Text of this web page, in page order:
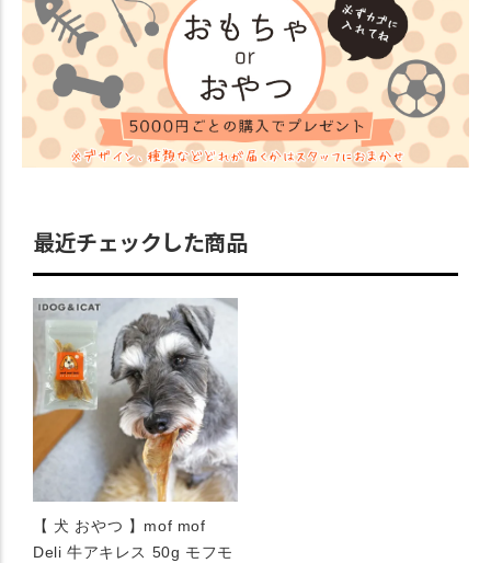
最近チェックした商品
【 犬 おやつ 】mof mof
Deli 牛アキレス 50g モフモ